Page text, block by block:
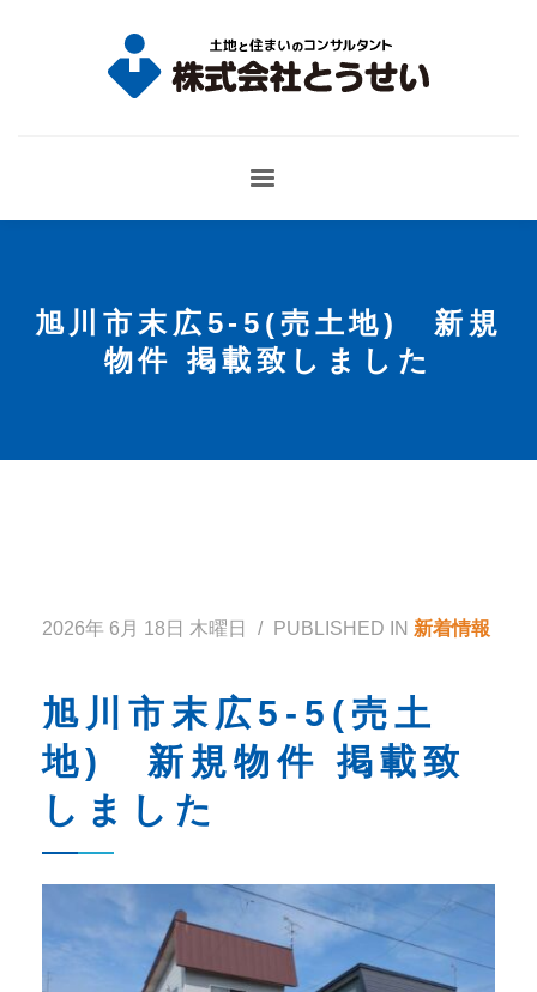
旭川市末広5-5(売土地) 新規
物件 掲載致しました
2026年 6月 18日 木曜日 / PUBLISHED IN 新着情報
旭川市末広5-5(売土
地) 新規物件 掲載致
しました